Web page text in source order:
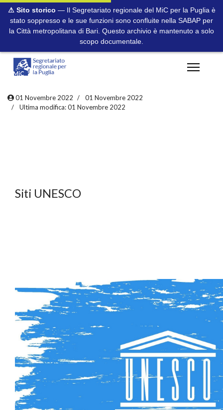
⚠ Sito storico — Il Segretariato regionale del MiC per la Puglia è
stato soppresso e le sue funzioni sono confluite nella SABAP per
la Città metropolitana di Bari. Questo archivio è mantenuto a solo
scopo documentale.
01 Novembre 2022
01 Novembre 2022
Ultima modifica: 01 Novembre 2022
Siti UNESCO